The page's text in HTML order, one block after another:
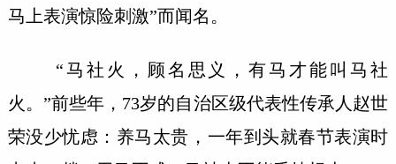
马上表演惊险刺激”而闻名。
“马社火，顾名思义，有马才能叫马社
火。”前些年，73岁的自治区级代表性传承人赵世
荣没少忧虑：养马太贵，一年到头就春节表演时